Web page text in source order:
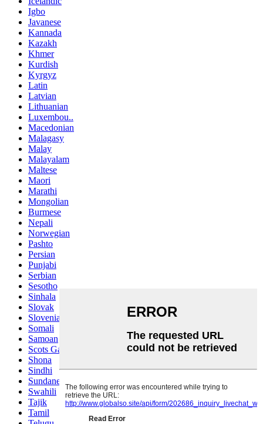
Igbo
Javanese
Kannada
Kazakh
Khmer
Kurdish
Kyrgyz
Latin
Latvian
Lithuanian
Luxembou..
Macedonian
Malagasy
Malay
Malayalam
Maltese
Maori
Marathi
Mongolian
Burmese
Nepali
Norwegian
Pashto
Persian
Punjabi
Serbian
Sesotho
Sinhala
Slovak
Slovenian
Somali
Samoan
Scots Gaelic
Shona
Sindhi
Sundanese
Swahili
Tajik
Tamil